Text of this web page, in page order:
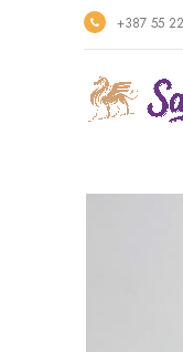
+387 55